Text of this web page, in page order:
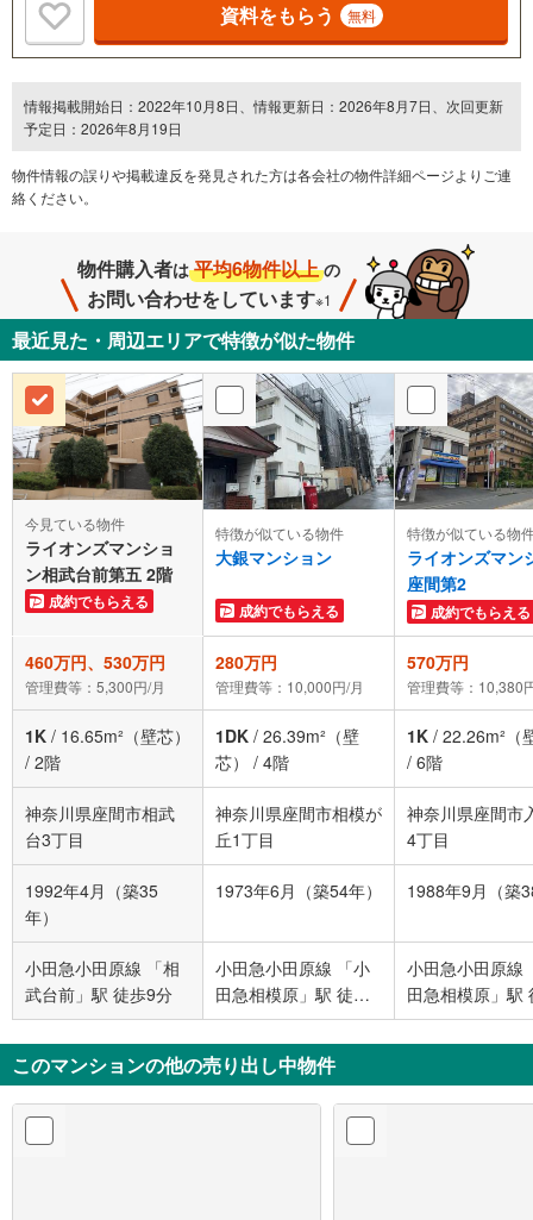
資料をもらう 無料
情報掲載開始日：2022年10月8日、情報更新日：2026年8月7日、次回更新
予定日：2026年8月19日
物件情報の誤りや掲載違反を発⾒された方は各会社の物件詳細ページよりご連
絡ください。
物件購入者は 平均6物件以上 の
お問い合わせをしています※1
最近見た・周辺エリアで特徴が似た物件
今見ている物件
ライオンズマンショ
ン相武台前第五 2階
成約でもらえる
特徴が似ている物件
大銀マンション
成約でもらえる
特徴が似ている物
ライオンズマン
座間第2
成約でもらえる
460万円、530万円
管理費等：5,300円/月
280万円
管理費等：10,000円/月
570万円
管理費等：10,380
1K / 16.65m²（壁芯）
/ 2階
1DK / 26.39m²（壁
芯）
/ 4階
1K / 22.26m²（
/ 6階
神奈川県座間市相武
台3丁目
神奈川県座間市相模が
丘1丁目
神奈川県座間市
4丁目
1992年4月（築35
年）
1973年6月（築54年） 1988年9月（築
小田急小田原線 「相
武台前」駅 徒歩9分
小田急小田原線 「小
田急相模原」駅 徒歩
10分
小田急小田原線
田急相模原」駅
分
このマンションの他の売り出し中物件